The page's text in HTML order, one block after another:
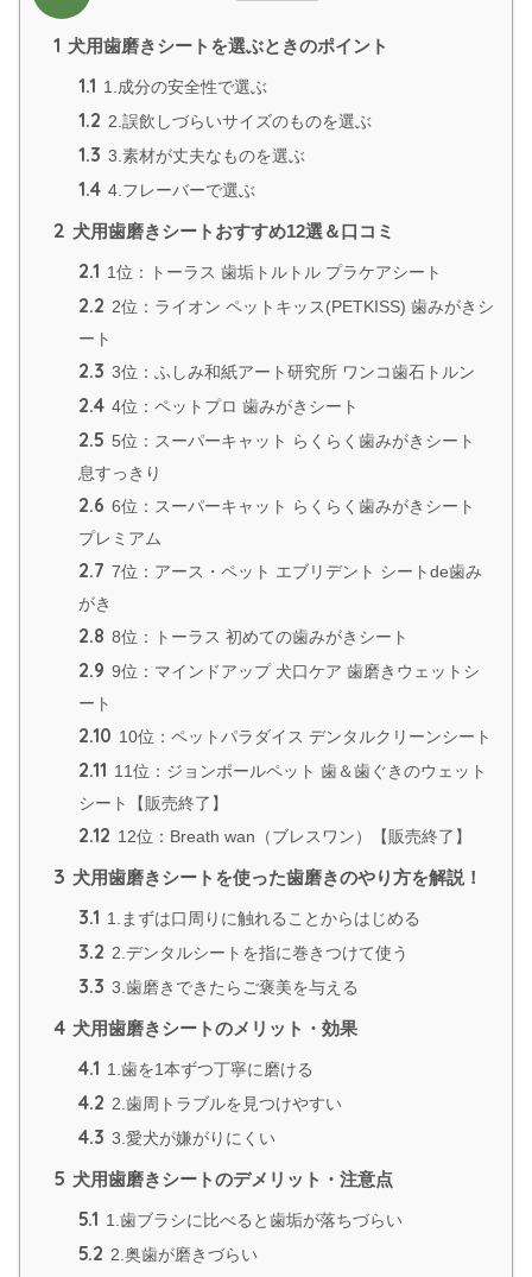
1 犬用歯磨きシートを選ぶときのポイント
1.1 1.成分の安全性で選ぶ
1.2 2.誤飲しづらいサイズのものを選ぶ
1.3 3.素材が丈夫なものを選ぶ
1.4 4.フレーバーで選ぶ
2 犬用歯磨きシートおすすめ12選＆口コミ
2.1 1位：トーラス 歯垢トルトル プラケアシート
2.2 2位：ライオン ペットキッス(PETKISS) 歯みがきシ
ート
2.3 3位：ふしみ和紙アート研究所 ワンコ歯石トルン
2.4 4位：ペットプロ 歯みがきシート
2.5 5位：スーパーキャット らくらく歯みがきシート
息すっきり
2.6 6位：スーパーキャット らくらく歯みがきシート
プレミアム
2.7 7位：アース・ペット エブリデント シートde歯み
がき
2.8 8位：トーラス 初めての歯みがきシート
2.9 9位：マインドアップ 犬口ケア 歯磨きウェットシ
ート
2.10 10位：ペットパラダイス デンタルクリーンシート
2.11 11位：ジョンポールペット 歯＆歯ぐきのウェット
シート【販売終了】
2.12 12位：Breath wan（ブレスワン）【販売終了】
3 犬用歯磨きシートを使った歯磨きのやり方を解説！
3.1 1.まずは口周りに触れることからはじめる
3.2 2.デンタルシートを指に巻きつけて使う
3.3 3.歯磨きできたらご褒美を与える
4 犬用歯磨きシートのメリット・効果
4.1 1.歯を1本ずつ丁寧に磨ける
4.2 2.歯周トラブルを見つけやすい
4.3 3.愛犬が嫌がりにくい
5 犬用歯磨きシートのデメリット・注意点
5.1 1.歯ブラシに比べると歯垢が落ちづらい
5.2 2.奥歯が磨きづらい